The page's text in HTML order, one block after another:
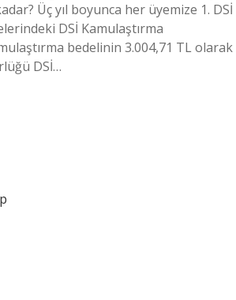
Üç yıl boyunca her üyemize 1. DSİ
DSİ Kamulaştırma
bedelinin 3.004,71 TL olarak
DSİ…